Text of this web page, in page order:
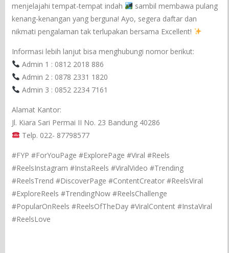
menjelajahi tempat-tempat indah
sambil membawa pulang
kenang-kenangan yang berguna! Ayo, segera daftar dan
nikmati pengalaman tak terlupakan bersama Excellent!
Informasi lebih lanjut bisa menghubungi nomor berikut:
Admin 1 : 0812 2018 886
Admin 2 : 0878 2331 1820
Admin 3 : 0852 2234 7161
Alamat Kantor:
Jl. Kiara Sari Permai II No. 23 Bandung 40286
Telp. 022- 87798577
#FYP #ForYouPage #ExplorePage #Viral #Reels
#ReelsInstagram #InstaReels #ViralVideo #Trending
#ReelsTrend #DiscoverPage #ContentCreator #ReelsViral
#ExploreReels #TrendingNow #ReelsChallenge
#PopularOnReels #ReelsOfTheDay #ViralContent #InstaViral
#ReelsLove